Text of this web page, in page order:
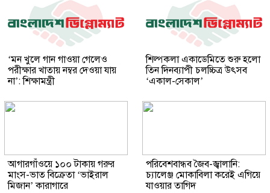
‘মন খুলে গান গাওয়া গেলেও
পরীক্ষার খাতায় নম্বর দেওয়া যায়
না’: শিক্ষামন্ত্রী
শিল্পকলা একাডেমিতে শুরু হলো
তিন দিনব্যাপী চলচ্চিত্র উৎসব
‘একাল-সেকাল’
আগারগাঁওয়ে ১০০ টাকায় গরুর
মাংস-ভাত বিক্রেতা ‘ভাইরাল
মিজান’ কারাগারে
পরিবেশবান্ধব জৈব-জ্বালানি:
চ্যালেঞ্জ মোকাবিলা করেই এগিয়ে
যাওয়ার তাগিদ